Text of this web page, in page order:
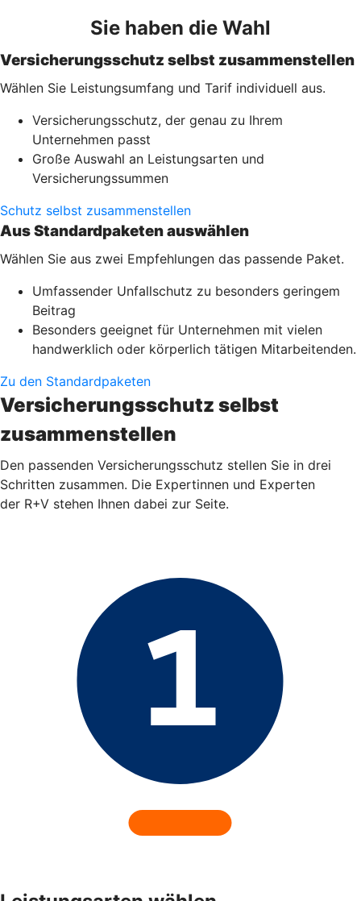
Sie haben die Wahl
Versicherungsschutz selbst zusammenstellen
Wählen Sie Leistungsumfang und Tarif individuell aus.
Versicherungsschutz, der genau zu Ihrem
Unternehmen passt
Große Auswahl an Leistungsarten und
Versicherungssummen
Schutz selbst zusammenstellen
Aus Standardpaketen auswählen
Wählen Sie aus zwei Empfehlungen das passende Paket.
Umfassender Unfallschutz zu besonders geringem
Beitrag
Besonders geeignet für Unternehmen mit vielen
handwerklich oder körperlich tätigen Mitarbeitenden.
Zu den Standardpaketen
Versicherungsschutz selbst
zusammenstellen
Den passenden Versicherungsschutz stellen Sie in drei
Schritten zusammen. Die Expertinnen und Experten
der R+V stehen Ihnen dabei zur Seite.